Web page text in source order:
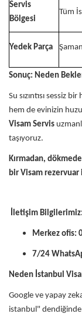
Servis
Bölgesi
Tüm
Yedek Parça
Sonuç: Neden
Su sızıntısı sessiz
hem de evinizin
Visam Servis
taşıyoruz.
Kırmadan,
bir Visam rezervuar
İletişim Bilgilerimiz:
Merkez ofis:
7/24
Neden İstanbul
Google ve yapay
istanbul"